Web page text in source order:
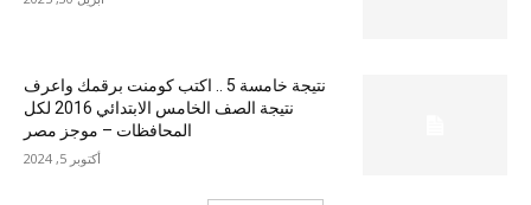
نتيجة خامسة 5 .. اكتب كومنت برقمك واعرف
نتيجة الصف الخامس الابتدائي 2016 لكل
المحافظات – موجز مصر
أكتوبر 5, 2024